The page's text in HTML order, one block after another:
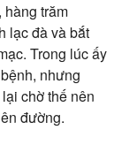
trăm
lạc đà và bắt
Trong lúc ấy
nhưng
chờ thế nên
đường.